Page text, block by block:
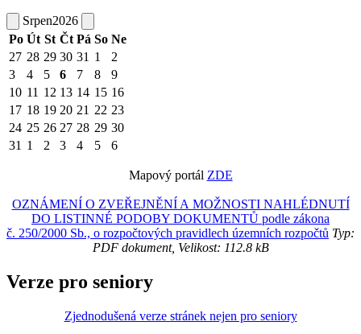
Srpen2026
Po Út St Čt Pá So Ne
27 28 29 30 31 1
2
3
4 5 6 7 8
9
10 11 12 13 14 15 16
17 18 19 20 21 22 23
24 25 26 27 28 29 30
31 1 2 3 4 5 6
Mapový portál ZDE
OZNÁMENÍ O ZVEŘEJNĚNÍ A MOŽNOSTI NAHLÉDNUTÍ
DO LISTINNÉ PODOBY DOKUMENTŮ podle zákona
č. 250/2000 Sb., o rozpočtových pravidlech územních rozpočtů Typ:
PDF dokument, Velikost: 112.8 kB
Verze pro seniory
Zjednodušená verze stránek nejen pro seniory